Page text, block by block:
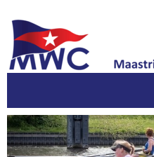
Previous